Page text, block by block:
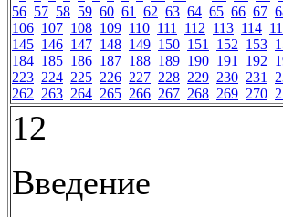
56 57 58 59 60 61 62 63 64 65 66 67
106 107 108 109 110 111 112 113 114
145 146 147 148 149 150 151 152 153
184 185 186 187 188 189 190 191 192
223 224 225 226 227 228 229 230 231
262 263 264 265 266 267 268 269 270
12
Введение